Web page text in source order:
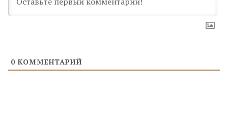
0 КОММЕНТАРИЙ